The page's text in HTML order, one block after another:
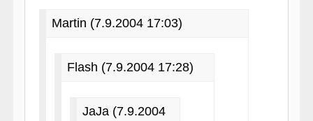
Martin (7.9.2004 17:03)
Flash (7.9.2004 17:28)
JaJa (7.9.2004